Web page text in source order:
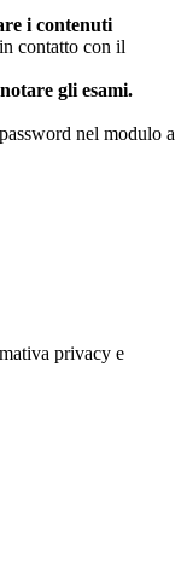
i contenuti
contatto con il
gli esami.
nel modulo a
privacy e